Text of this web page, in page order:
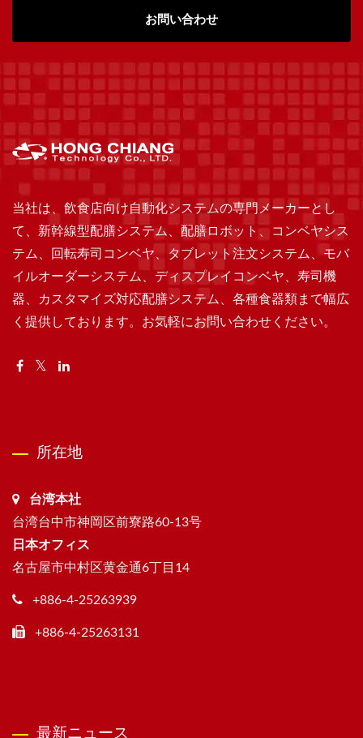
お問い合わせ
当社は、飲食店向け自動化システムの専門メーカーとし
て、新幹線型配膳システム、配膳ロボット、コンベヤシス
テム、回転寿司コンベヤ、タブレット注文システム、モバ
イルオーダーシステム、ディスプレイコンベヤ、寿司機
器、カスタマイズ対応配膳システム、各種食器類まで幅広
く提供しております。お気軽にお問い合わせください。
所在地
台湾本社
台湾台中市神岡区前寮路60-13号
日本オフィス
名古屋市中村区黄金通6丁目14
+886-4-25263939
+886-4-25263131
最新ニュース